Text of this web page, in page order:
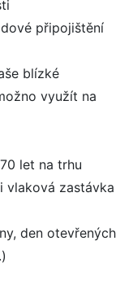
připojištění
blízké
využít na
let na trhu
vlaková zastávka
den otevřených